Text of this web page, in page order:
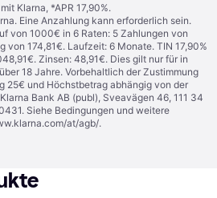
Klarna, *APR 17,90%.
Eine Anzahlung kann erforderlich sein.
von 1000€ in 6 Raten: 5 Zahlungen von
von 174,81€. Laufzeit: 6 Monate. TIN 17,90%
Zinsen: 48,91€. Dies gilt nur für in
18 Jahre. Vorbehaltlich der Zustimmung
25€ und Höchstbetrag abhängig von der
Bank AB (publ), Sveavägen 46, 111 34
Siehe Bedingungen und weitere
at/agb/.